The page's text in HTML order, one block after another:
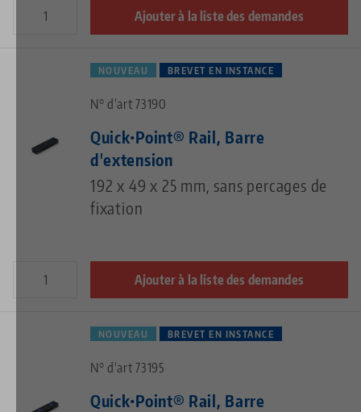
Ajouter à la liste des demandes
NOUVEAU BREVET EN INSTANCE
N° d'art 73190
Quick•Point® Rail, Barre
d'extension
192 x 49 x 25 mm, sans percages de
fixation
Ajouter à la liste des demandes
NOUVEAU BREVET EN INSTANCE
N° d'art 73195
Quick•Point® Rail, Barre